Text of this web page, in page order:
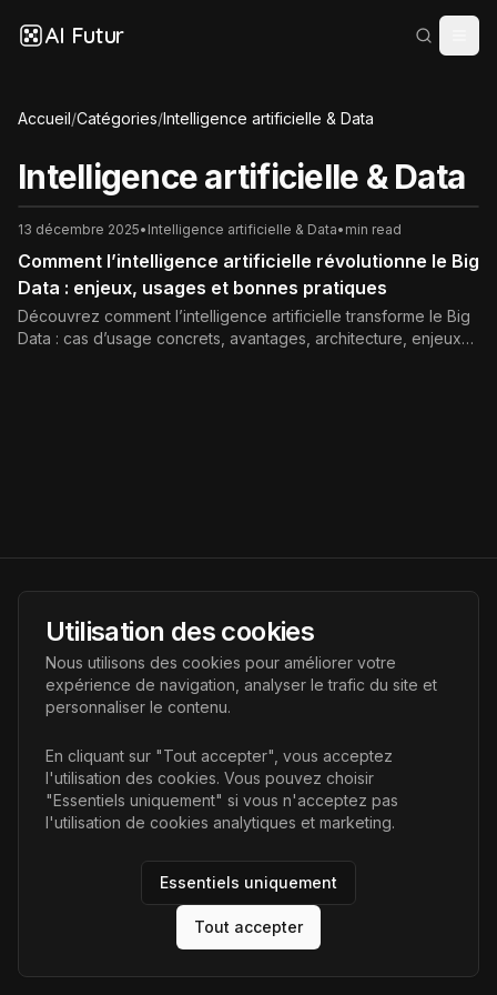
AI Futur
Accueil/Catégories/Intelligence artificielle & Data
Intelligence artificielle & Data
13 décembre 2025• Intelligence artificielle & Data• min read
Comment l’intelligence artificielle révolutionne le Big
Data : enjeux, usages et bonnes pratiques
Découvrez comment l’intelligence artificielle transforme le Big
Data : cas d’usage concrets, avantages, architecture, enjeux
AI Futur
Portail de l'avenir de l'intelligence artificielle, vous aidant à
découvrir les dernières technologies IA.
Liens
Accueil
Articles
AI Futur. Tous droits réservés.
Utilisation des cookies
Nous utilisons des cookies pour améliorer votre
expérience de navigation, analyser le trafic du site et
personnaliser le contenu.
En cliquant sur "Tout accepter", vous acceptez
l'utilisation des cookies. Vous pouvez choisir
"Essentiels uniquement" si vous n'acceptez pas
l'utilisation de cookies analytiques et marketing.
Essentiels uniquement
Tout accepter